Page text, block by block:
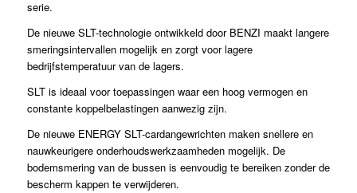
serie.
De nieuwe SLT-technologie ontwikkeld door BENZI maakt langere
smeringsintervallen mogelijk en zorgt voor lagere
bedrijfstemperatuur van de lagers.
SLT is ideaal voor toepassingen waar een hoog vermogen en
constante koppelbelastingen aanwezig zijn.
De nieuwe ENERGY SLT-cardangewrichten maken snellere en
nauwkeurigere onderhoudswerkzaamheden mogelijk. De
bodemsmering van de bussen is eenvoudig te bereiken zonder de
bescherm kappen te verwijderen.